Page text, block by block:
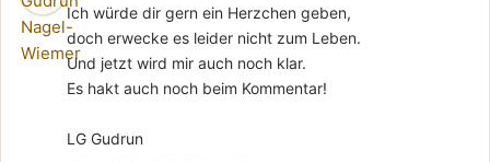
Ich würde dir gern ein Herzchen geben,
doch erwecke es leider nicht zum Leben.
Und jetzt wird mir auch noch klar.
Es hakt auch noch beim Kommentar!
LG Gudrun